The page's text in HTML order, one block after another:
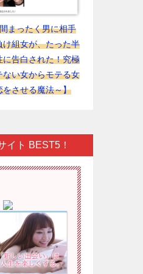
まったく男に相手
け組女が、たった半
に告白された！究極
ない女からモテる女
をさせる魔法～】
イト BEST5！